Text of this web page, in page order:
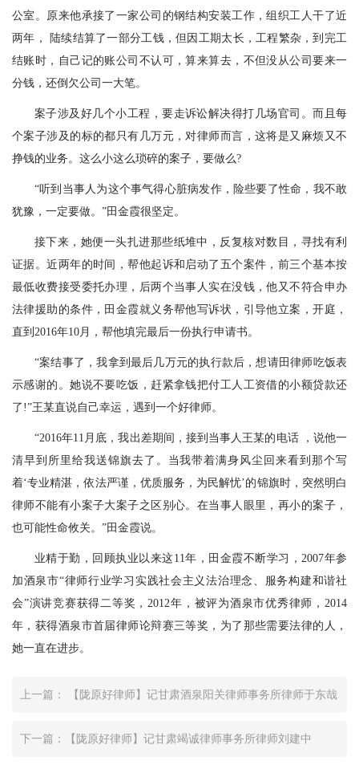
公室。原来他承接了一家公司的钢结构安装工作，组织工人干了近
两年， 陆续结算了一部分工钱，但因工期太长，工程繁杂，到完工
结账时，自己记的账公司不认可，算来算去，不但没从公司要来一
分钱，还倒欠公司一大笔。
案子涉及好几个小工程，要走诉讼解决得打几场官司。而且每
个案子涉及的标的都只有几万元，对律师而言，这将是又麻烦又不
挣钱的业务。这么小这么琐碎的案子，要做么?
“听到当事人为这个事气得心脏病发作，险些要了性命，我不敢
犹豫，一定要做。”田金霞很坚定。
接下来，她便一头扎进那些纸堆中，反复核对数目，寻找有利
证据。近两年的时间，帮他起诉和启动了五个案件，前三个基本按
最低收费接受委托办理，后两个当事人实在没钱，他又不符合申办
法律援助的条件，田金霞就义务帮他写诉状，引导他立案，开庭，
直到2016年10月，帮他填完最后一份执行申请书。
“案结事了，我拿到最后几万元的执行款后，想请田律师吃饭表
示感谢的。她说不要吃饭，赶紧拿钱把付工人工资借的小额贷款还
了!”王某直说自己幸运，遇到一个好律师。
“2016年11月底，我出差期间，接到当事人王某的电话 ，说他一
清早到所里给我送锦旗去了。当我带着满身风尘回来看到那个写
着‘专业精湛，依法严谨，优质服务，为民解忧’的锦旗时，突然明白
律师不能有小案子大案子之区别心。在当事人眼里，再小的案子，
也可能性命攸关。”田金霞说。
业精于勤，回顾执业以来这11年，田金霞不断学习，2007年参
加酒泉市“律师行业学习实践社会主义法治理念、服务构建和谐社
会”演讲竞赛获得二等奖，2012年，被评为酒泉市优秀律师，2014
年，获得酒泉市首届律师论辩赛三等奖，为了那些需要法律的人，
她一直在进步。
上一篇： 【陇原好律师】记甘肃酒泉阳关律师事务所律师于东哉
下一篇：【陇原好律师】记甘肃竭诚律师事务所律师刘建中